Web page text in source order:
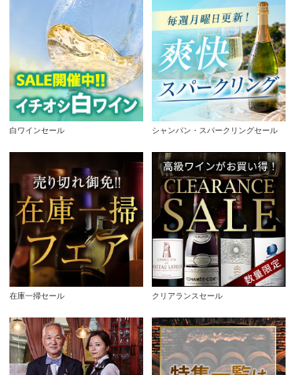
白ワインセール シャンパン・スパークリングセール
在庫一掃セール クリアランスセール